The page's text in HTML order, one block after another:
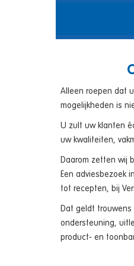
exotisch fruit,
ondersteunt en
De webshop biedt
verkoopkanaal.
nieuwe klanten
Alleen roepen dat
mogelijkheden is
U zult uw klanten
uw kwaliteiten,
Daarom zetten wij
Een adviesbezoek
tot recepten, bij
Dat geldt trouwens
ondersteuning,
product- en